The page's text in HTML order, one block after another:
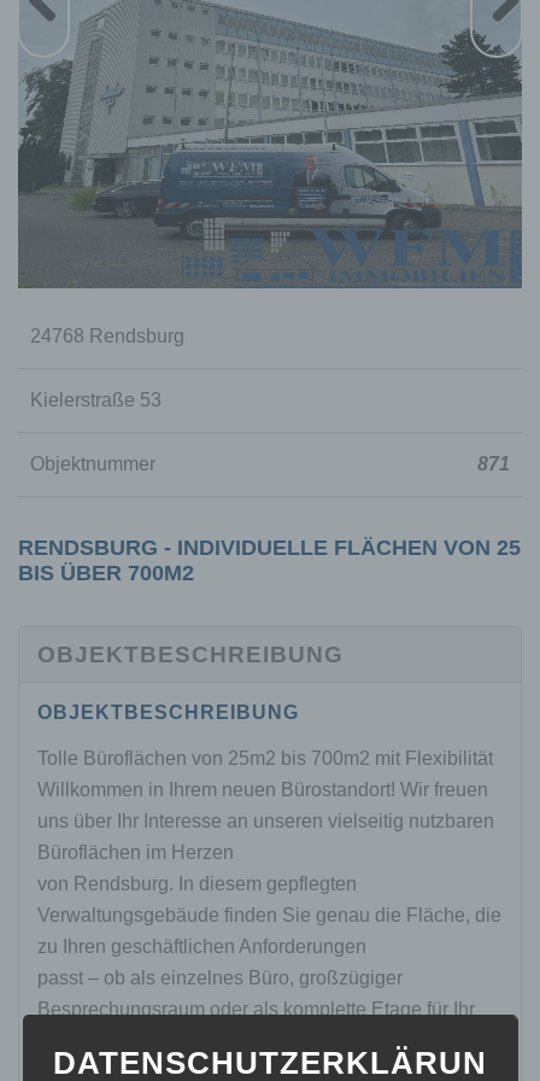
24768 Rendsburg
Kielerstraße 53
Objektnummer 871
RENDSBURG - INDIVIDUELLE FLÄCHEN VON 25
BIS ÜBER 700M2
OBJEKTBESCHREIBUNG
OBJEKTBESCHREIBUNG
Tolle Büroflächen von 25m2 bis 700m2 mit Flexibilität
Willkommen in Ihrem neuen Bürostandort! Wir freuen
uns über Ihr Interesse an unseren vielseitig nutzbaren
Büroflächen im Herzen
von Rendsburg. In diesem gepflegten
Verwaltungsgebäude finden Sie genau die Fläche, die
zu Ihren geschäftlichen Anforderungen
passt – ob als einzelnes Büro, großzügiger
Besprechungsraum oder als komplette Etage für Ihr
Zur Verfügung stehen Büroeinheiten von ca. 26 m² bis
DATENSCHUTZERKLÄRUN